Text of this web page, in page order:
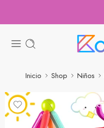
Inicio Shop Niños